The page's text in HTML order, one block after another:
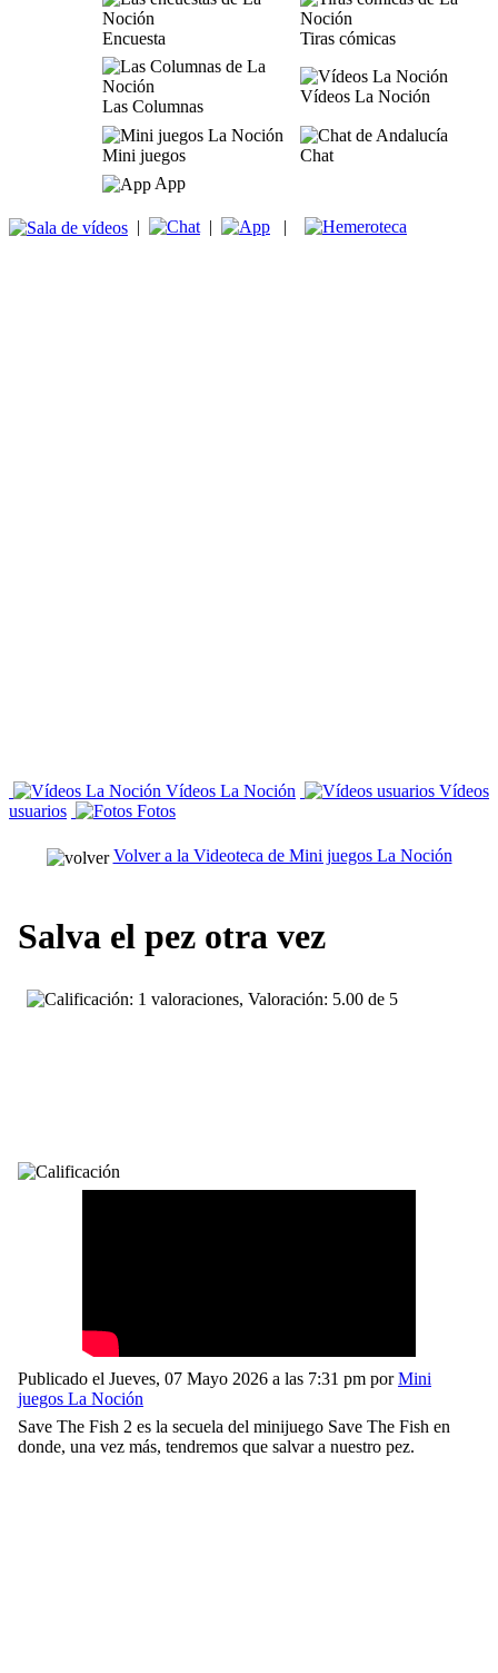
Encuesta Tiras cómicas
Las Columnas
Vídeos La Noción
Mini juegos
Chat
App
| | |
Vídeos La Noción
Vídeos
usuarios
Fotos
Volver a la Videoteca de Mini juegos La Noción
Salva el pez otra vez
Publicado el Jueves, 07 Mayo 2026 a las 7:31 pm por Mini
juegos La Noción
Save The Fish 2 es la secuela del minijuego Save The Fish en
donde, una vez más, tendremos que salvar a nuestro pez.